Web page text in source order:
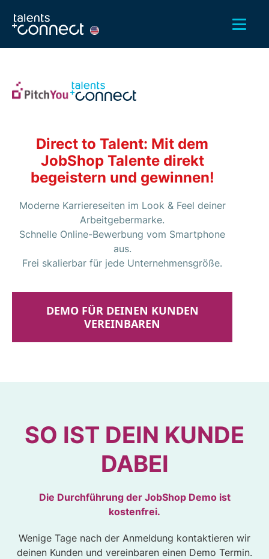
Direct to Talent: Mit dem
JobShop Talente direkt
begeistern und gewinnen!
Moderne Karriere­seiten im Look & Feel deiner
Arbeitgeber­marke.
Schnelle Online-Bewerbung vom Smartphone
aus.
Frei skalierbar für jede Unternehmens­größe.
DEMO FÜR DEINEN KUNDEN
VEREINBAREN
SO IST DEIN KUNDE
DABEI
Die Durchführung der JobShop Demo ist
kostenfrei.
Wenige Tage nach der Anmeldung kontaktieren wir
deinen Kunden und vereinbaren einen Demo Termin.